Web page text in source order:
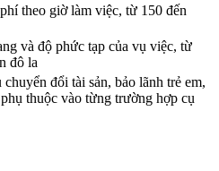
theo giờ làm việc, từ 150 đến
và độ phức tạp của vụ việc, từ
đô la
đổi tài sản, bảo lãnh trẻ em,
thuộc vào từng trường hợp cụ